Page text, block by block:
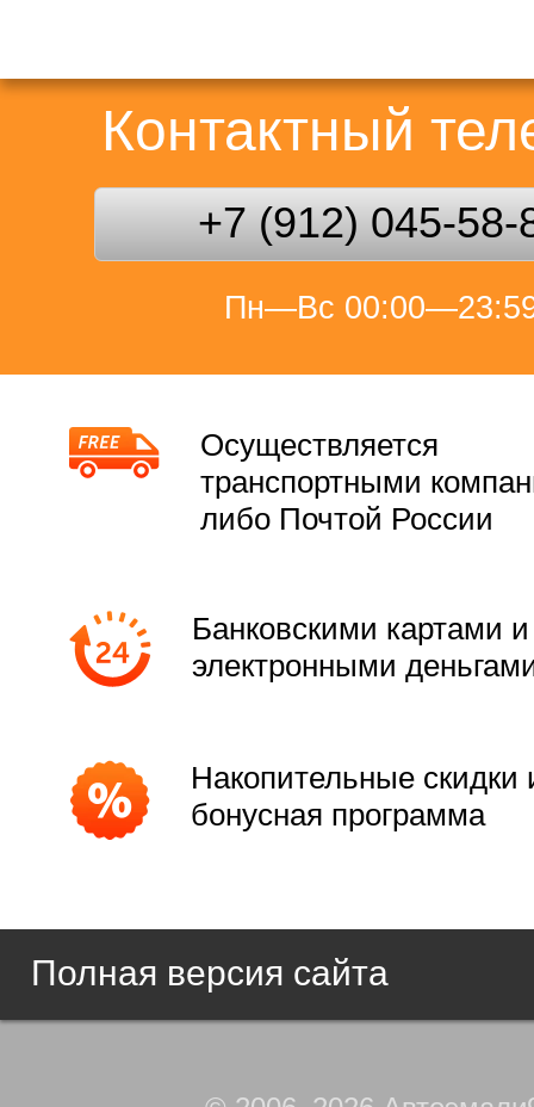
Контактный
+7 (912) 045-58-
Пн—Вс
Осуществляется
транспортными
либо Почтой России
Банковскими картами и
электронными
Накопительные скидки
бонусная программа
Полная версия сайта